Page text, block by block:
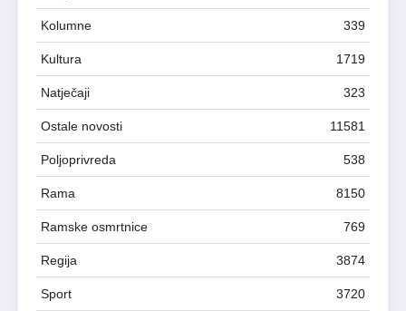
Kolumne 339
Kultura 1719
Natječaji 323
Ostale novosti 11581
Poljoprivreda 538
Rama 8150
Ramske osmrtnice 769
Regija 3874
Sport 3720